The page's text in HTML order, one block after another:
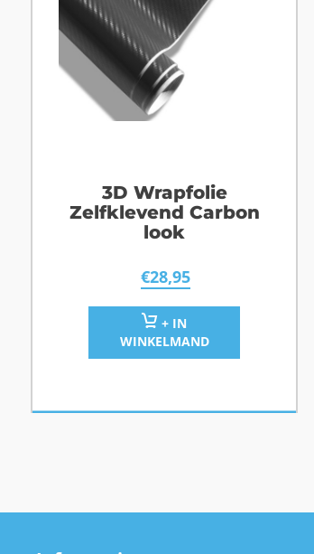
3D Wrapfolie
Zelfklevend Carbon
look
€28,95
+ IN
WINKELMAND